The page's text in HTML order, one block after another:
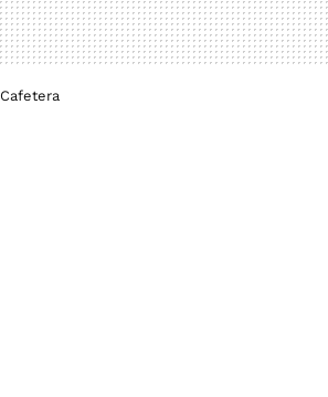
Cafetera